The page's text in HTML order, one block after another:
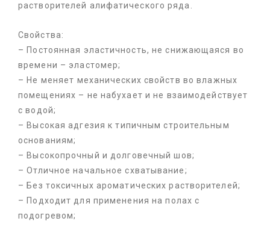
растворителей алифатического ряда.
Свойства:
– Постоянная эластичность, не снижающаяся во
времени – эластомер;
– Не меняет механических свойств во влажных
помещениях – не набухает и не взаимодействует
с водой;
– Высокая адгезия к типичным строительным
основаниям;
– Высокопрочный и долговечный шов;
– Отличное начальное схватывание;
– Без токсичных ароматических растворителей;
– Подходит для применения на полах с
подогревом;